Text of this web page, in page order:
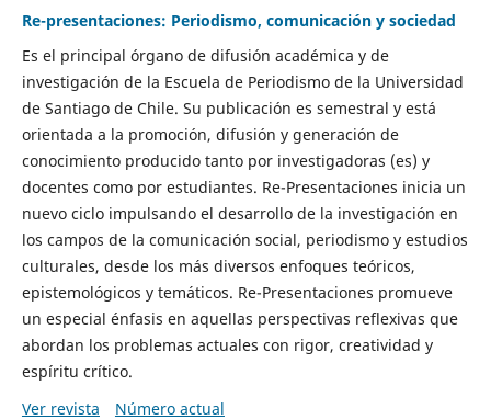
Re-presentaciones: Periodismo, comunicación y sociedad
Es el principal órgano de difusión académica y de
investigación de la Escuela de Periodismo de la Universidad
de Santiago de Chile. Su publicación es semestral y está
orientada a la promoción, difusión y generación de
conocimiento producido tanto por investigadoras (es) y
docentes como por estudiantes. Re-Presentaciones inicia un
nuevo ciclo impulsando el desarrollo de la investigación en
los campos de la comunicación social, periodismo y estudios
culturales, desde los más diversos enfoques teóricos,
epistemológicos y temáticos. Re-Presentaciones promueve
un especial énfasis en aquellas perspectivas reflexivas que
abordan los problemas actuales con rigor, creatividad y
espíritu crítico.
Ver revista
Número actual